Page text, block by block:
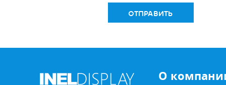
ОТПРАВИТЬ
О